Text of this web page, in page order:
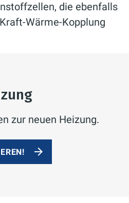
die ebenfalls
Wärme-Kopplung
zur neuen Heizung.